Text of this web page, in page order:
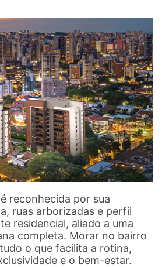
reconhecida por sua
ruas arborizadas e perfil
residencial, aliado a uma
completa. Morar no bairro
o que facilita a rotina,
e o bem-estar.